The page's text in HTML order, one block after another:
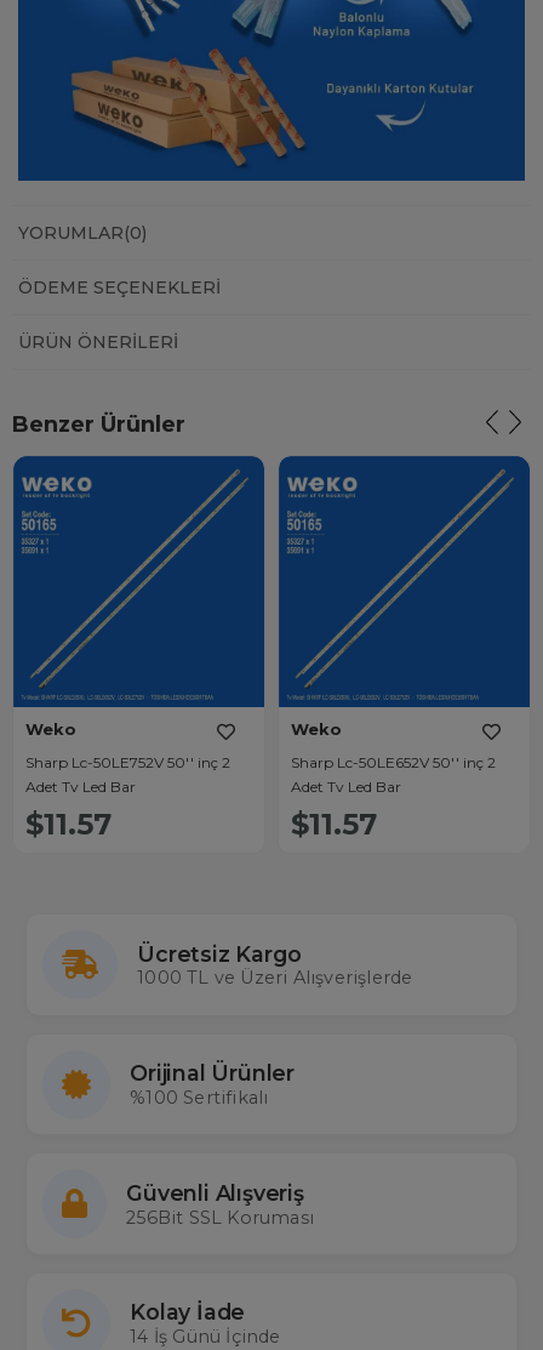
YORUMLAR(0)
ÖDEME SEÇENEKLERI
ÜRÜN ÖNERILERI
Benzer Ürünler
Weko
Sharp Lc-50LE752V 50'' inç 2
Adet Tv Led Bar
$11.57
Weko
Sharp Lc-50LE652V 50'' inç 2
Adet Tv Led Bar
$11.57
Ücretsiz Kargo
1000 TL ve Üzeri Alışverişlerde
Orijinal Ürünler
%100 Sertifikalı
Güvenli Alışveriş
256Bit SSL Koruması
Kolay İade
14 İş Günü İçinde